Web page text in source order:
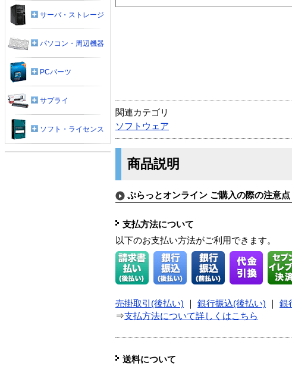
関連カテゴリ
ソフトウェア
商品説明
ぷらっとオンライン ご購入の際の注意点
支払方法について
以下のお支払い方法がご利用できます。
売掛取引(後払い) 銀行振込(後払い) 銀
⇒支払方法について詳しくはこちら
送料について
サーバ・ストレージ
パソコン・周辺機器
PCパーツ
サプライ
ソフト・ライセンス